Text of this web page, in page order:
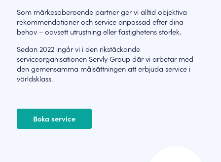
Som märkesoberoende partner ger vi alltid objektiva
rekommendationer och service anpassad efter dina
behov – oavsett utrustning eller fastighetens storlek.
Sedan 2022 ingår vi i den rikstäckande
serviceorganisationen Servly Group där vi arbetar med
den gemensamma målsättningen att erbjuda service i
världsklass.
Boka service